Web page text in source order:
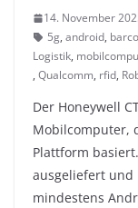
14. November
5g, android,
Logistik,
, Qualcomm, rfid,
Der Honeywell
Mobilcomputer,
Plattform
ausgeliefert
mindestens